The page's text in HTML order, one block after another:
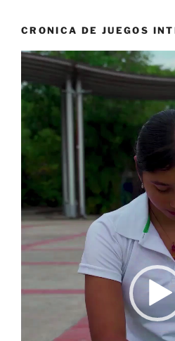
CRONICA DE JUEGOS
Reproductor
vídeo